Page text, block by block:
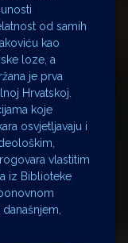
od samih
kao
loze, a
je prva
Hrvatskoj.
koje
osvjetljavaju i
vlastitim
iz Biblioteke